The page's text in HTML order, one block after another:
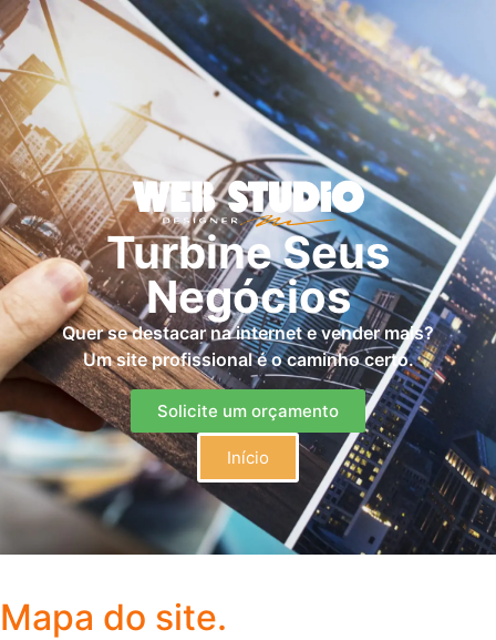
Turbine Seus
Negócios
Quer se destacar na internet e vender mais?
Um site profissional é o caminho certo.
Solicite um orçamento
Início
Mapa do site.